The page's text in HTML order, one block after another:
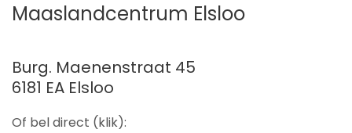
Maaslandcentrum Elsloo
Burg. Maenenstraat 45
6181 EA Elsloo
Of bel direct (klik):